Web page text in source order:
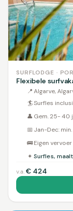
SURFLODGE ·
Flexibele
📍Algarve,
🏄Surfles
👤 Gem. 25- 40
📅 Jan-Dec:
🚌Eigen vervoer
✦ Surfles,
v.a.€ 424